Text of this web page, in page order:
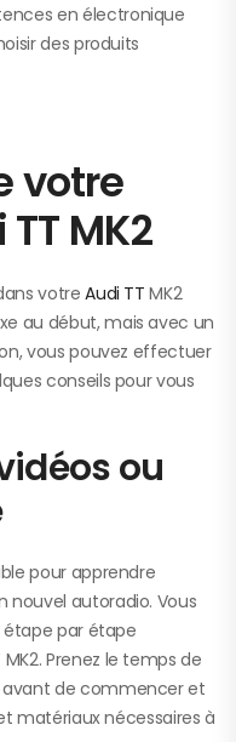
en électronique
des produits
votre
MK2
votreAudi TT MK2
au début, mais avec un
vous pouvez effectuer
conseils pour vous
ou
pour apprendre
autoradio. Vous
étape par étape
Prenez le temps de
de commencer et
matériaux nécessaires à